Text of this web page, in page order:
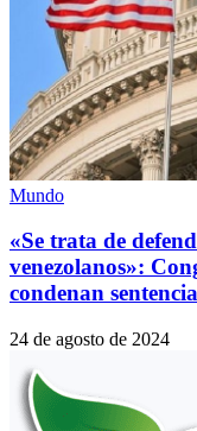
Mundo
«Se trata de
venezolanos»:
condenan
24 de agosto de 2024